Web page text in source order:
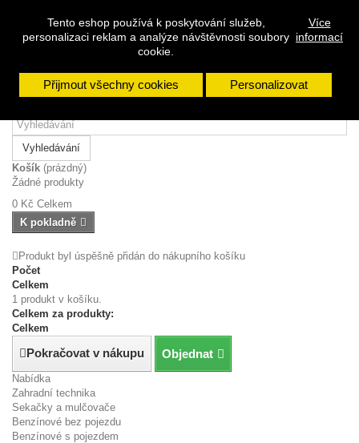
Tento eshop používá k poskytování služeb,
personalizaci reklam a analýze návštěvnosti soubory
cookie.
Více
informací
Přijmout všechny cookies Personalizovat
Přihlásit se
Napište nám
Vyhledávání
Košík (prázdný)
Žádné produkty
0 Kč Celkem
K pokladně
Produkt byl úspěšně přidán do nákupního košíku
Počet
Celkem
1 produkt v košíku.
Celkem za produkty:
Celkem
Pokračovat v nákupu Objednat
Nabídka
Zahradní technika
Sekačky a mulčovače
Benzínové bez pojezdu
Benzínové s pojezdem